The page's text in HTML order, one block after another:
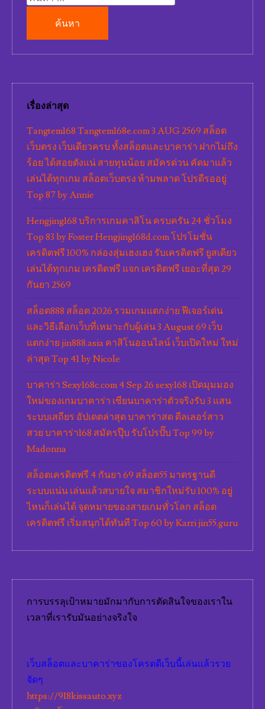
เรื่องล่าสุด
Tangtem168 Tangtem168e.com 3 AUG 2569 สล็อต
เว็บตรง เว็บเดียวครบ ทั้งสล็อตและบาคาร่า ฝากไม่ถึง
ร้อย ได้สอยตังแน่ สายทุนน้อย สมัครด่วน คัดมาแล้ว
เล่นได้ทุกเกม สล็อตเว็บตรง ห้ามพลาด โปรดีรออยู่
Top 87 by Annie
Hengjing168 บริการเกมคาสิโน ครบครัน 24 ชั่วโมง
Top 83 by Foster Hengjing168d.com โปรโมชั่น
เครดิตฟรี 100% กล่องสุ่มเฮงเฮง รับเครดิตฟรี ยูสเดียว
เล่นได้ทุกเกม เครดิตฟรี แจก เครดิตฟรี เยอะที่สุด 29
กันยา 2569
สล็อต888 สล็อต 2026 รวมเกมแตกง่าย ฟีเจอร์เด่น
และวิธีเลือกเว็บที่เหมาะกับผู้เล่น 3 August 69 เว็บ
แตกง่าย jin888.asia คาสิโนออนไลน์ เว็บเปิดใหม่ ใหม่
ล่าสุด Top 41 by Nicole
บาคาร่า Sexy168c.com 4 Sep 26 sexy168 เปิดมุมมอง
ใหม่ของเกมบาคาร่า เซียนบาคาร่าตัวจริงรับ 3 แสน
ระบบเสถียร อัปเดตล่าสุด บาคาร่าสด ดีลเลอร์สาว
สวย บาคาร่า168 สมัครปุ๊บ รับโปรปั๊บ Top 99 by
Madonna
สล็อตเครดิตฟรี 4 กันยา 69 สล็อต55 มาตรฐานดี
ระบบแน่น เล่นแล้วสบายใจ สมาชิกใหม่รับ 100% อยู่
ไหนก็เล่นได้ จุดหมายของสายเกมทั่วโลก สล็อต
เครดิตฟรี เริ่มสนุกได้ทันที Top 60 by Karri jin55.guru
การบรรลุเป้าหมายมักมากับการตัดสินใจของเราใน
เวลาที่เรารับมันอย่างจริงใจ
เว็บสล็อตและบาคาร่าของโครตดีเว็บนี้เล่นแล้วรวย
จัดๆ
https://918kissauto.xyz